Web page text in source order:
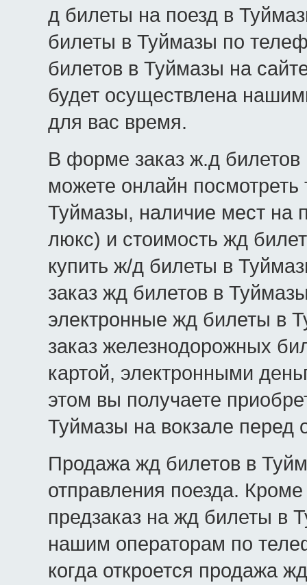
д билеты на поезд в
билеты в Туймазы по
билетов в Туймазы на
будет осуществлена
для вас время.
В форме заказ ж.д
можете онлайн посмотреть
Туймазы, наличие мест на
люкс) и стоимость жд
купить ж/д билеты в
заказ жд билетов в
электронные жд билеты в
заказ железнодорожных
картой, электронными
этом вы получаете
Туймазы на вокзале перед
Продажа жд билетов в
отправления поезда.
предзаказ на жд билеты в
нашим операторам по
когда откроется продажа